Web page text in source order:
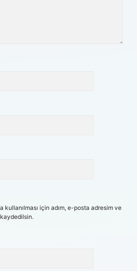
kullanılması için adım, e-posta adresim ve